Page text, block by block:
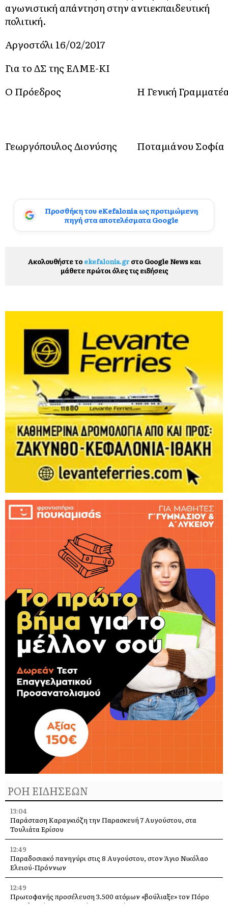
αγωνιστική απάντηση στην αντιεκπαιδευτική
πολιτική.
Αργοστόλι 16/02/2017
Για το ΔΣ της ΕΛΜΕ-ΚΙ
Ο Πρόεδρος
Η Γενική
Γεωργόπουλος Διονύσης Ποταμιάνου Σοφία
Προσθήκη του eKefalonia ως προτιμώμενη
πηγή στα αποτελέσματα Google
Ακολουθήστε το ekefalonia.grστο Google News και
μάθετε πρώτοι όλες τις ειδήσεις
ΡΟΗ ΕΙΔΗΣΕΩΝ
13:04
Παράσταση Καραγκιόζη την Παρασκευή 7 Αυγούστου, στα
Τουλιάτα Ερίσου
12:49
Παραδοσιακό πανηγύρι στις 8 Αυγούστου, στον Άγιο Νικόλαο
Ελειού-Πρόννων
12:49
Πρωτοφανής προσέλευση 3.500 ατόμων «βούλιαξε» τον Πόρο
Κεφαλονιάς στο πανηγύρι του Σωτήρος!